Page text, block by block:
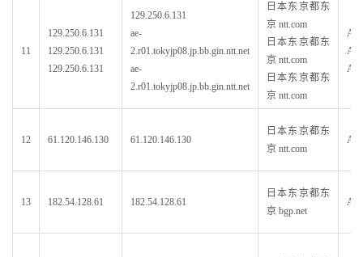
11
129.250.6.131
129.250.6.131
129.250.6.131
129.250.6.131
ae-
2.r01.tokyjp08.jp.bb.gin.ntt.net
ae-
2.r01.tokyjp08.jp.bb.gin.ntt.net
日本东京都东
京 ntt.com
日本东京都东
京 ntt.com
日本东京都东
京 ntt.com
12 61.120.146.130 61.120.146.130
日本东京都东
京 ntt.com
13 182.54.128.61 182.54.128.61
日本东京都东
京 bgp.net